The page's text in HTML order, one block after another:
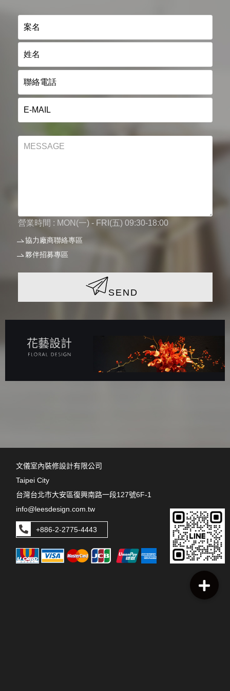
營業時間 : MON(一) - FRI(五) 09:30-18:00
協力廠商聯絡專區
夥伴招募專區
SEND
花藝設計
文儀室內裝修設計有限公司
Taipei City
台灣台北市大安區復興南路一段127號6F-1
info@leesdesign.com.tw
+886-2-2775-4443